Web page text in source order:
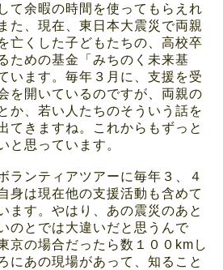
て余暇の時間を使ってもらえれ
た、現在、東日本大震災で両親
亡くした子どもたちの、高校卒
ための基金「みちのく未来基
います。毎年３月に、支援を受
を開いているのですが、両親の
か、若い人たちのそういう話を
てきますね。これからもずっと
と思っています。
ランティアツアーに毎年３、４
身は現在他の支援活動も含めて
ます。やはり、あの震災のあと
のとでは大違いだと思うんで
京の場合だったら数１００kmし
にあの現場があって、知ること